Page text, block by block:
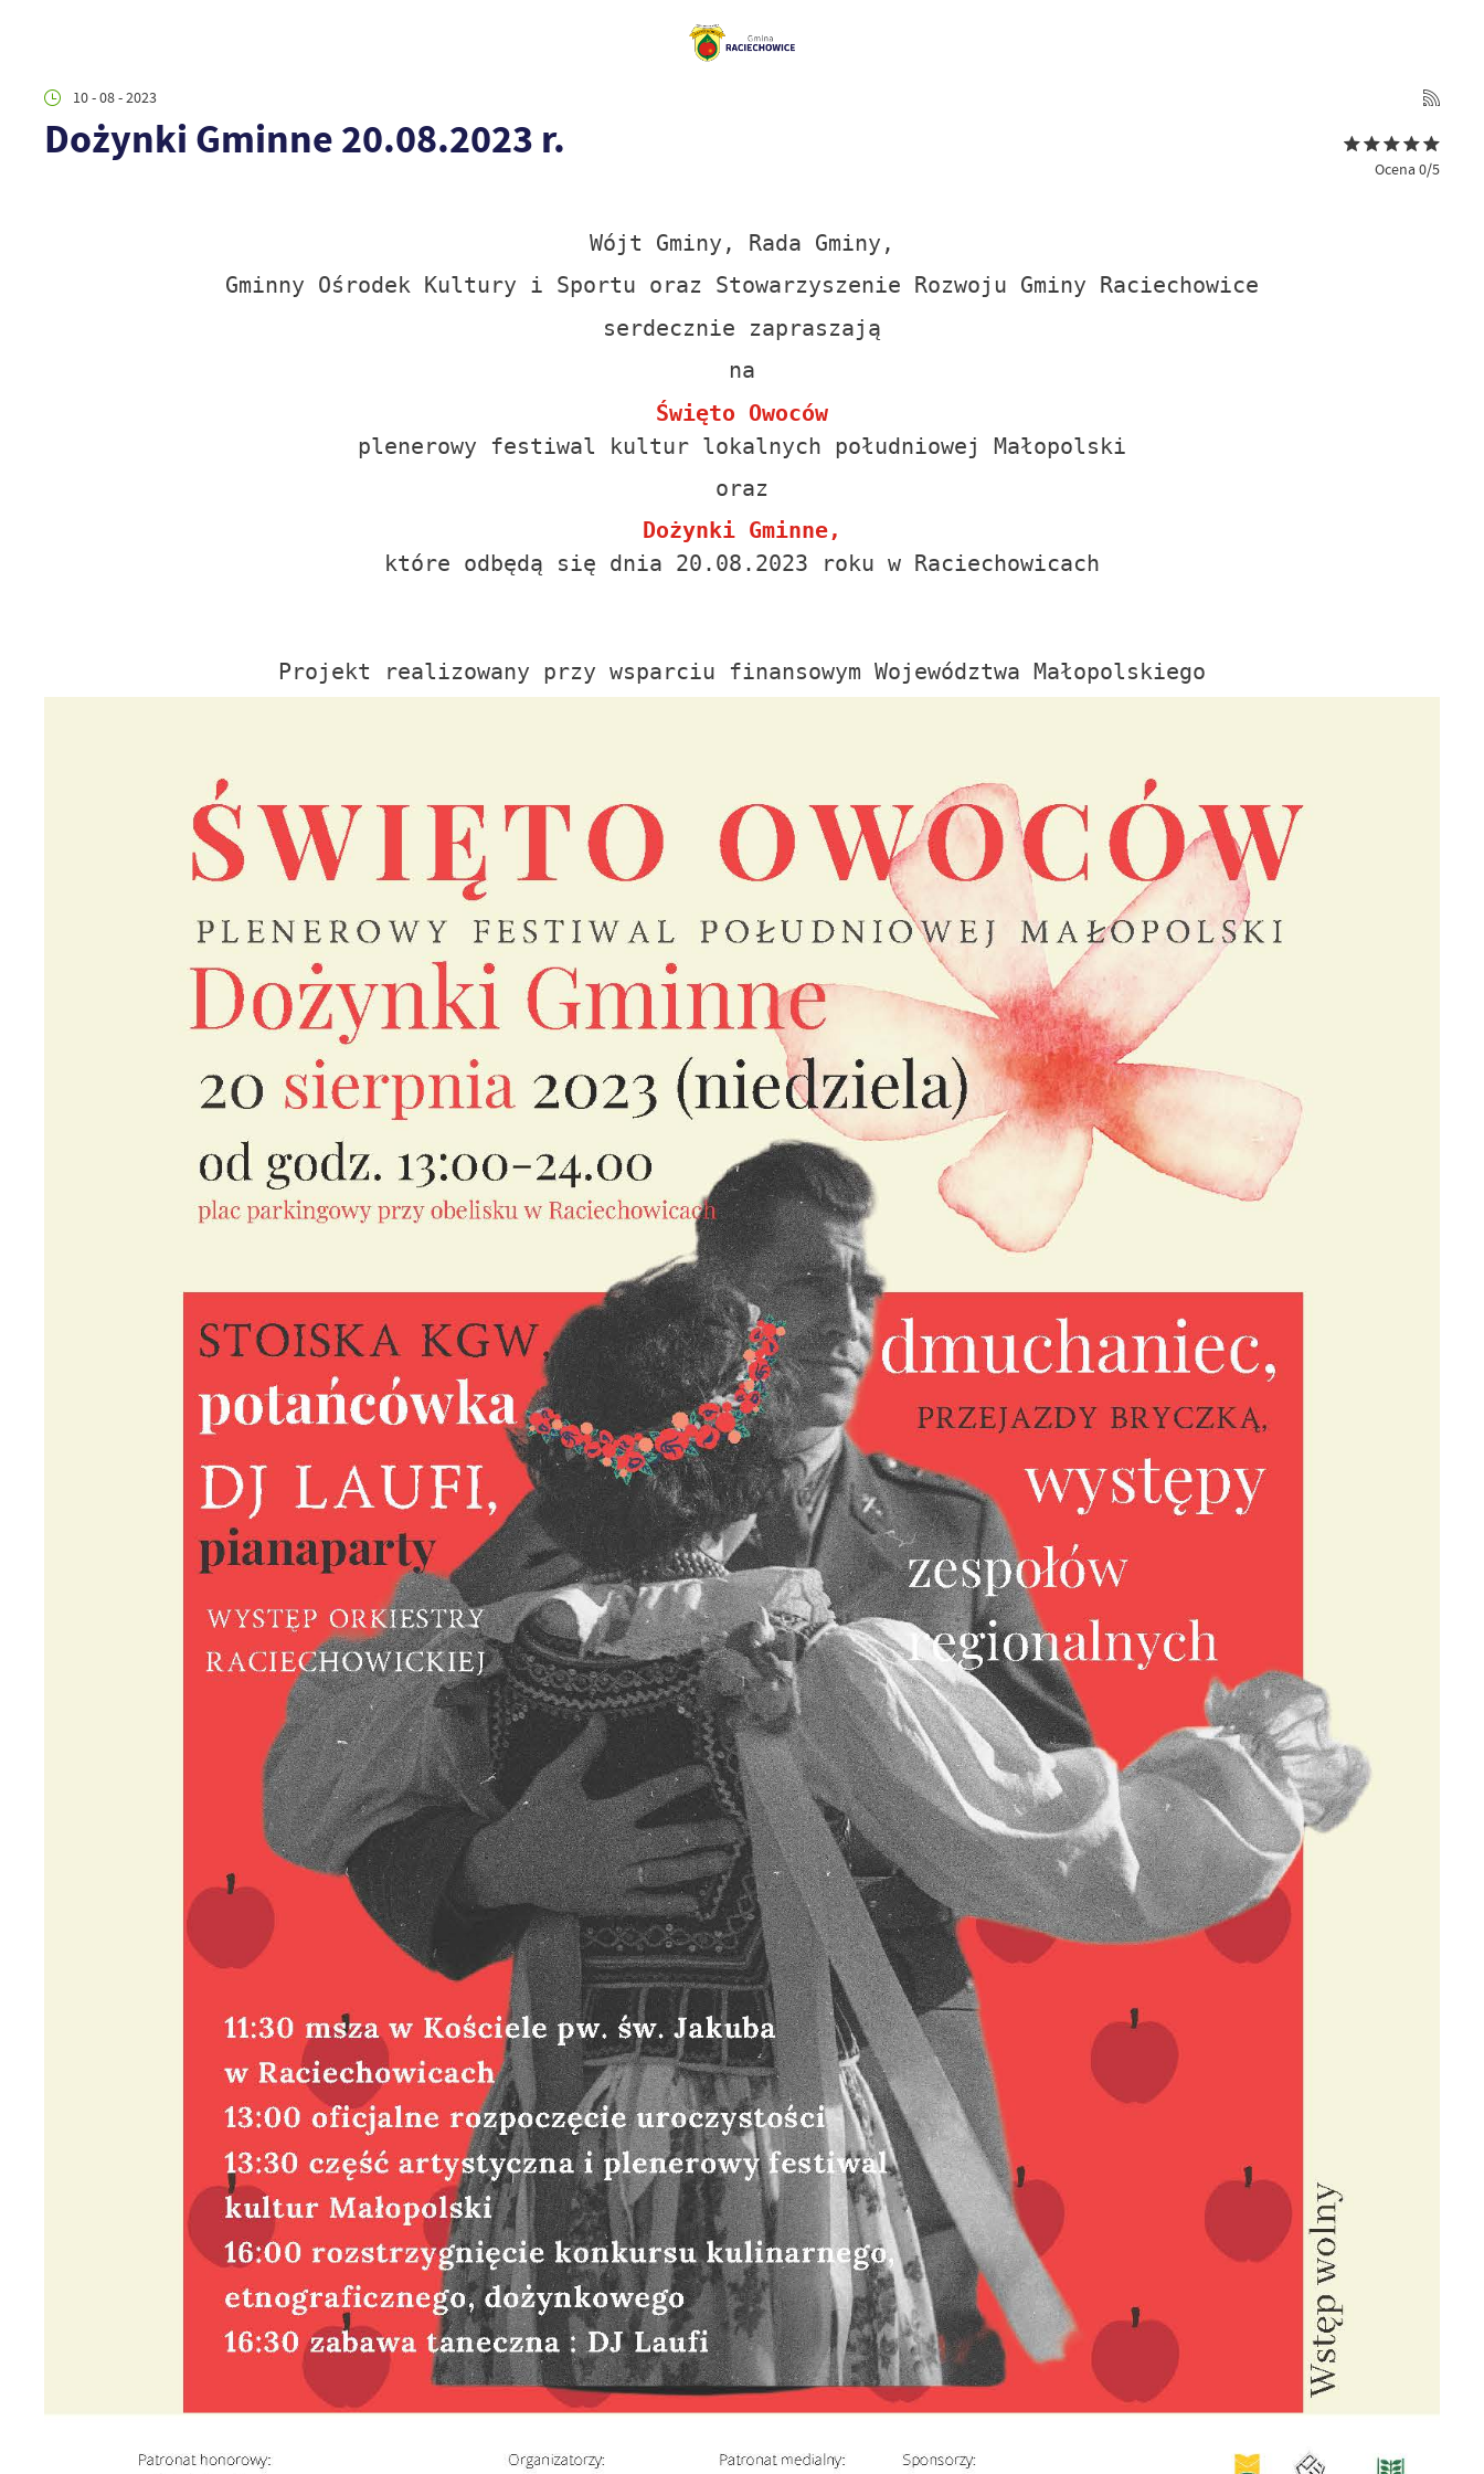
10 - 08 - 2023
Dożynki Gminne 20.08.2023 r.
Ocena 0/5
Wójt Gminy, Rada Gminy,
Gminny Ośrodek Kultury i Sportu oraz Stowarzyszenie Rozwoju Gminy Raciechowice
serdecznie zapraszają
na
Święto Owoców
plenerowy festiwal kultur lokalnych południowej Małopolski
oraz
Dożynki Gminne,
które odbędą się dnia 20.08.2023 roku w Raciechowicach
Projekt realizowany przy wsparciu finansowym Województwa Małopolskiego